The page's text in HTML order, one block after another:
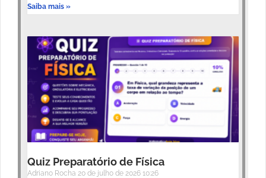
Saiba mais »
Quiz Preparatório de Física
Adriano Rocha 20 de julho de 2026 10:26